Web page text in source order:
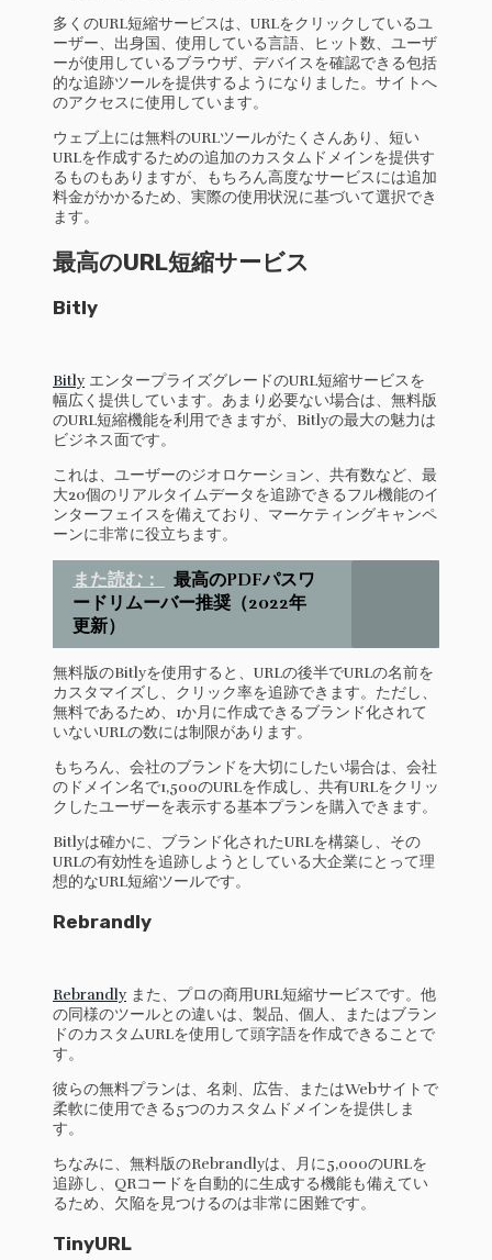
多くのURL短縮サービスは、URLをクリックしているユ
ーザー、出身国、使用している言語、ヒット数、ユーザ
ーが使用しているブラウザ、デバイスを確認できる包括
的な追跡ツールを提供するようになりました。サイトへ
のアクセスに使用しています。
ウェブ上には無料のURLツールがたくさんあり、短い
URLを作成するための追加のカスタムドメインを提供す
るものもありますが、もちろん高度なサービスには追加
料金がかかるため、実際の使用状況に基づいて選択でき
ます。
最高のURL短縮サービス
Bitly
BitlyエンタープライズグレードのURL短縮サービスを
幅広く提供しています。あまり必要ない場合は、無料版
のURL短縮機能を利用できますが、Bitlyの最大の魅力は
ビジネス面です。
これは、ユーザーのジオロケーション、共有数など、最
大20個のリアルタイムデータを追跡できるフル機能のイ
ンターフェイスを備えており、マーケティングキャンペ
ーンに非常に役立ちます。
また読む：
最高のPDFパスワ
ードリムーバー推奨（2022年
更新）
無料版のBitlyを使用すると、URLの後半でURLの名前を
カスタマイズし、クリック率を追跡できます。ただし、
無料であるため、1か月に作成できるブランド化されて
いないURLの数には制限があります。
もちろん、会社のブランドを大切にしたい場合は、会社
のドメイン名で1,500のURLを作成し、共有URLをクリッ
クしたユーザーを表示する基本プランを購入できます。
Bitlyは確かに、ブランド化されたURLを構築し、その
URLの有効性を追跡しようとしている大企業にとって理
想的なURL短縮ツールです。
Rebrandly
Rebrandlyまた、プロの商用URL短縮サービスです。他
の同様のツールとの違いは、製品、個人、またはブラン
ドのカスタムURLを使用して頭字語を作成できることで
す。
彼らの無料プランは、名刺、広告、またはWebサイトで
柔軟に使用できる5つのカスタムドメインを提供しま
す。
ちなみに、無料版のRebrandlyは、月に5,000のURLを
追跡し、QRコードを自動的に生成する機能も備えてい
るため、欠陥を見つけるのは非常に困難です。
TinyURL